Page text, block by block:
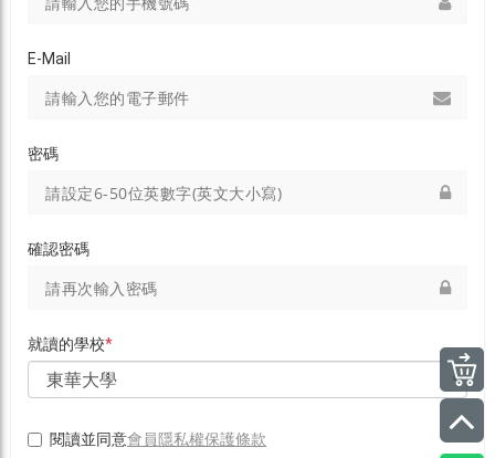
E-Mail
密碼
確認密碼
就讀的學校*
閱讀並同意會員隱私權保護條款